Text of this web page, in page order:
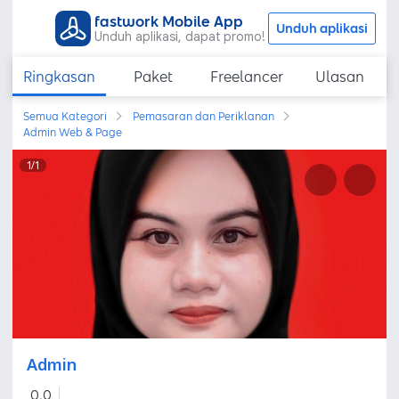
fastwork Mobile App
Unduh aplikasi, dapat promo! Unduh aplikasi
Ringkasan Paket Freelancer Ulasan
Semua Kategori
Pemasaran dan Periklanan
Admin Web & Page
1/1
Admin
0,0